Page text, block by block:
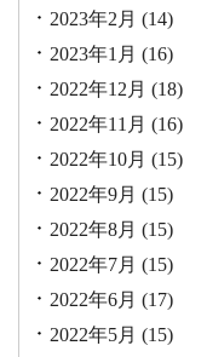
2023年2月 (14)
2023年1月 (16)
2022年12月 (18)
2022年11月 (16)
2022年10月 (15)
2022年9月 (15)
2022年8月 (15)
2022年7月 (15)
2022年6月 (17)
2022年5月 (15)